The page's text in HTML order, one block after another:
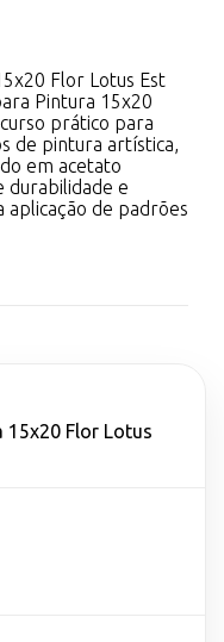
Flor Lotus Est
Pintura 15x20
prático para
de pintura artística,
em acetato
durabilidade e
de padrões
15x20 Flor Lotus